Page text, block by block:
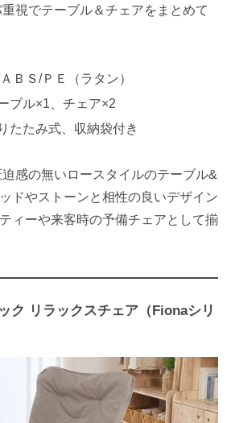
重視でテーブル＆チェアをまとめて
ＢＳ/ＰＥ（ラタン）
ブル×1、チェア×2
たたみ式、収納袋付き
迫感の無いロースタイルのテーブル&
ドやストーンと相性の良いデザイン
ィーや来客時の予備チェアとして揃
ク リラックスチェア（Fionaシリ